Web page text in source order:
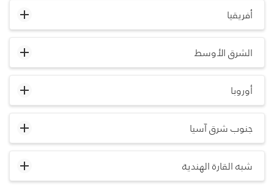
أفريقيا
الشرق الأوسط
أوروبا
جنوب شرق آسيا
شبه القارة الهندية